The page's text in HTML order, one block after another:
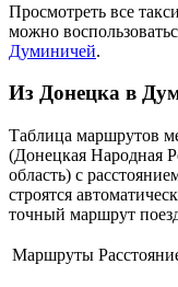
Просмотреть все такси
можно
Думиничей.
Из Донецка в
Таблица маршрутов
(Донецкая Народная
область) с
строятся
точный маршрут
Маршруты